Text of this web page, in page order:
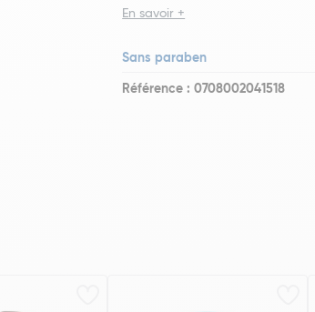
En savoir +
Sans paraben
Référence : 0708002041518